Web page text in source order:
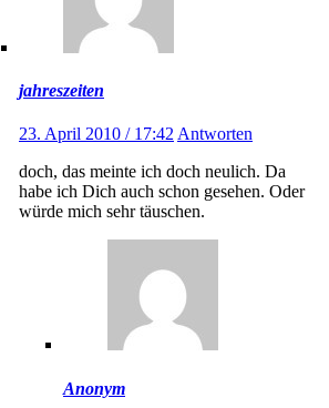
jahreszeiten
23. April 2010 / 17:42 Antworten
doch, das meinte ich doch neulich. Da
habe ich Dich auch schon gesehen. Oder
würde mich sehr täuschen.
Anonym